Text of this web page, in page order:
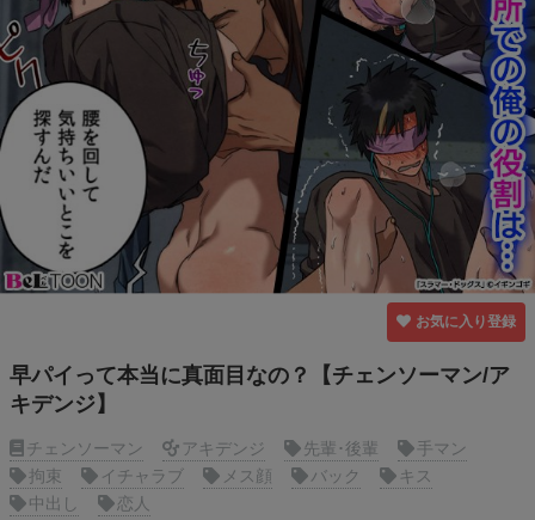
お気に入り登録
早パイって本当に真面目なの？【チェンソーマン/ア
キデンジ】
チェンソーマン アキデンジ 先輩･後輩
手マン
拘束
イチャラブ メス顔 バック
キス
中出し
恋人